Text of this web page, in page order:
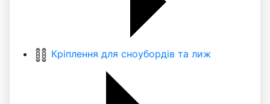
Кріплення для сноубордів та лиж